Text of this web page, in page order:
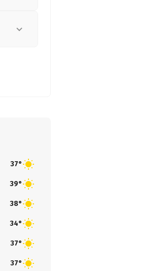
37°
39°
38°
34°
37°
37°